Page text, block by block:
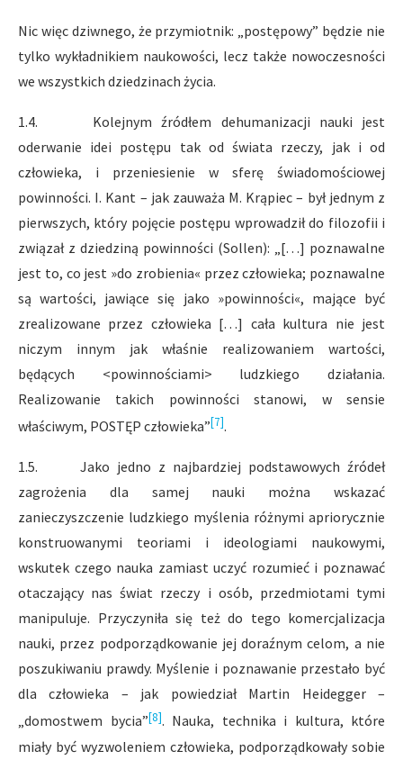
Nic więc dziwnego, że przymiotnik: „postępowy” będzie nie
tylko wykładnikiem naukowości, lecz także nowoczesności
we wszystkich dziedzinach życia.
1.4. Kolejnym źródłem dehumanizacji nauki jest
oderwanie idei postępu tak od świata rzeczy, jak i od
człowieka, i przeniesienie w sferę świadomościowej
powinności. I. Kant – jak zauważa M. Krąpiec – był jednym z
pierwszych, który pojęcie postępu wprowadził do filozofii i
związał z dziedziną powinności (Sollen): „[…] poznawalne
jest to, co jest »do zrobienia« przez człowieka; poznawalne
są wartości, jawiące się jako »powinności«, mające być
zrealizowane przez człowieka […] cała kultura nie jest
niczym innym jak właśnie realizowaniem wartości,
będących <powinnościami> ludzkiego działania.
Realizowanie takich powinności stanowi, w sensie
właściwym, POSTĘP człowieka”[7].
1.5. Jako jedno z najbardziej podstawowych źródeł
zagrożenia dla samej nauki można wskazać
zanieczyszczenie ludzkiego myślenia różnymi apriorycznie
konstruowanymi teoriami i ideologiami naukowymi,
wskutek czego nauka zamiast uczyć rozumieć i poznawać
otaczający nas świat rzeczy i osób, przedmiotami tymi
manipuluje. Przyczyniła się też do tego komercjalizacja
nauki, przez podporządkowanie jej doraźnym celom, a nie
poszukiwaniu prawdy. Myślenie i poznawanie przestało być
dla człowieka – jak powiedział Martin Heidegger –
„domostwem bycia”[8]. Nauka, technika i kultura, które
miały być wyzwoleniem człowieka, podporządkowały sobie